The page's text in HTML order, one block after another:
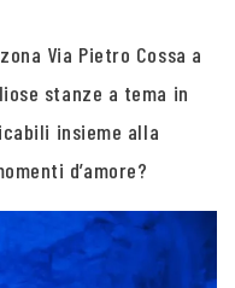
Via Pietro Cossa a
stanze a tema in
insieme alla
d’amore?